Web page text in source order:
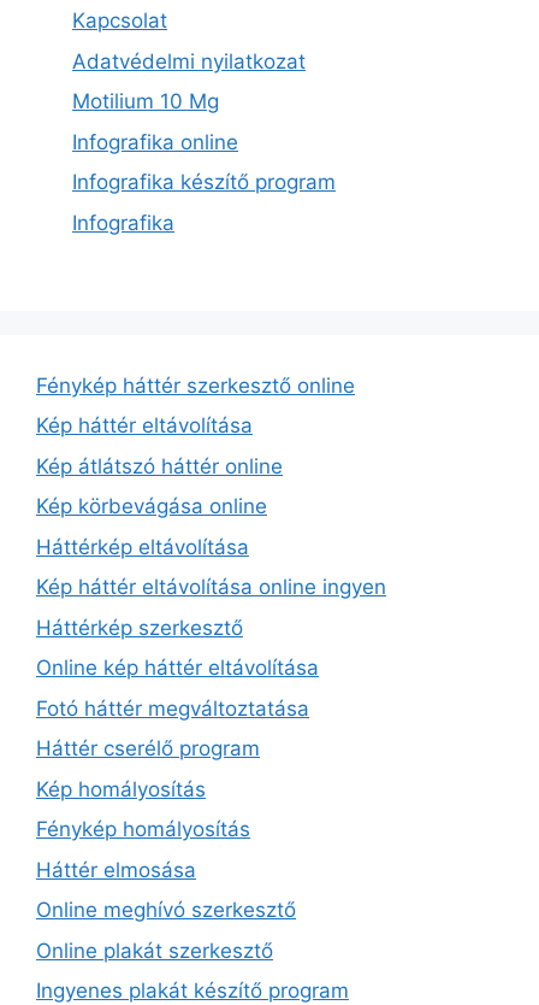
Kapcsolat
Adatvédelmi nyilatkozat
Motilium 10 Mg
Infografika online
Infografika készítő program
Infografika
Fénykép háttér szerkesztő online
Kép háttér eltávolítása
Kép átlátszó háttér online
Kép körbevágása online
Háttérkép eltávolítása
Kép háttér eltávolítása online ingyen
Háttérkép szerkesztő
Online kép háttér eltávolítása
Fotó háttér megváltoztatása
Háttér cserélő program
Kép homályosítás
Fénykép homályosítás
Háttér elmosása
Online meghívó szerkesztő
Online plakát szerkesztő
Ingyenes plakát készítő program